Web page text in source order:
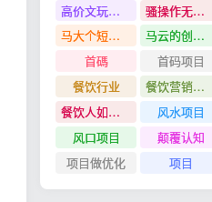
高价文玩众筹分红项目
骚操作无脑裂变
马大个短视频投放课
马云的创业故事
首碼
首码项目
餐饮行业
餐饮营销管理特训班
餐饮人如何用团购给门店拓客
风水项目
风口项目
颠覆认知
项目做优化
项目